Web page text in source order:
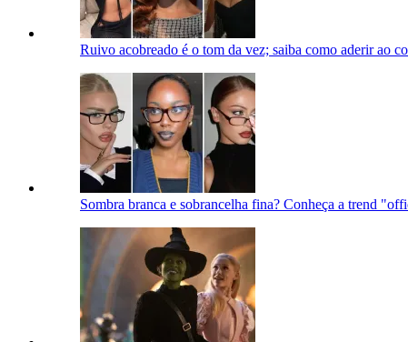
Ruivo acobreado é o tom da vez; saiba como aderir ao
Sombra branca e sobrancelha fina? Conheça a trend